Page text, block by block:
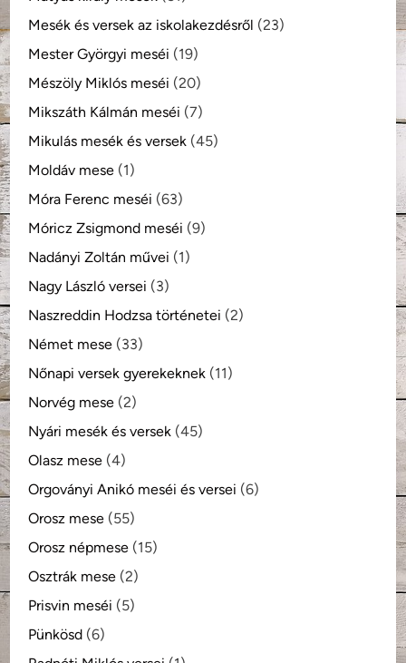
Mesék és versek az iskolakezdésről (23)
Mester Györgyi meséi (19)
Mészöly Miklós meséi (20)
Mikszáth Kálmán meséi (7)
Mikulás mesék és versek (45)
Moldáv mese (1)
Móra Ferenc meséi (63)
Móricz Zsigmond meséi (9)
Nadányi Zoltán művei (1)
Nagy László versei (3)
Naszreddin Hodzsa történetei (2)
Német mese (33)
Nőnapi versek gyerekeknek (11)
Norvég mese (2)
Nyári mesék és versek (45)
Olasz mese (4)
Orgoványi Anikó meséi és versei (6)
Orosz mese (55)
Orosz népmese (15)
Osztrák mese (2)
Prisvin meséi (5)
Pünkösd (6)